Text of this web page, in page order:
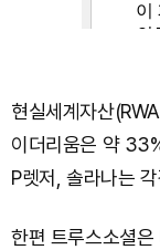
현실세계자산
이더리움은 약
P렛저, 솔라나는
한편 트루스소셜